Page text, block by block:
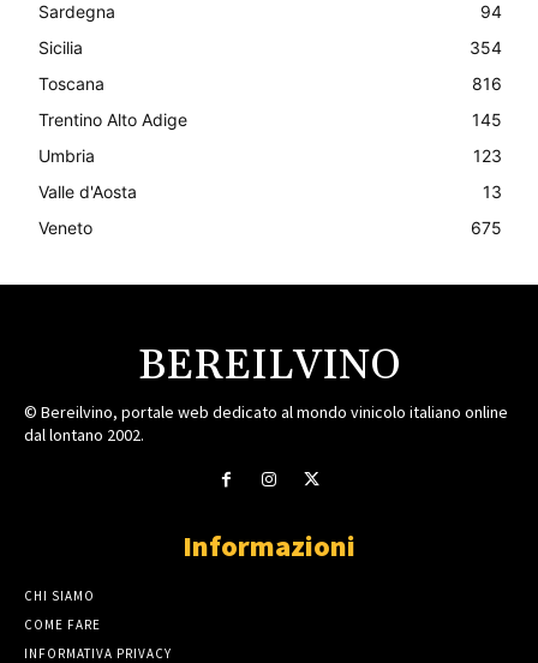
Sardegna
94
Sicilia
354
Toscana
816
Trentino Alto Adige
145
Umbria
123
Valle d'Aosta
13
Veneto
675
BEREILVINO
© Bereilvino, portale web dedicato al mondo vinicolo italiano online
dal lontano 2002.
Informazioni
CHI SIAMO
COME FARE
INFORMATIVA PRIVACY